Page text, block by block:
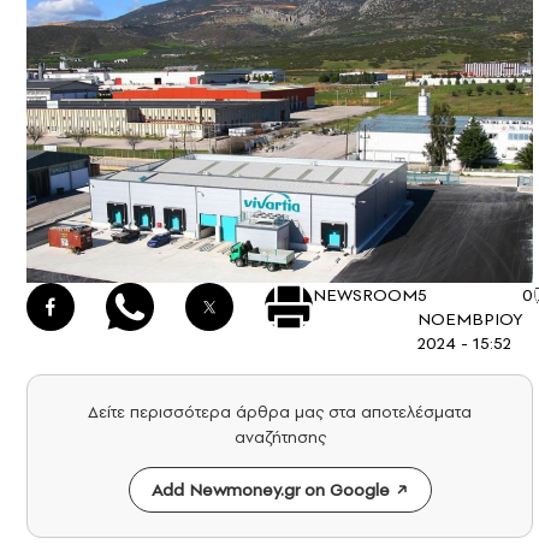
NEWSROOM5
ΝΟΕΜΒΡΙΟΥ
2024 - 15:52
0
Δείτε περισσότερα άρθρα μας στα αποτελέσματα
αναζήτησης
Add Newmoney.gr on Google